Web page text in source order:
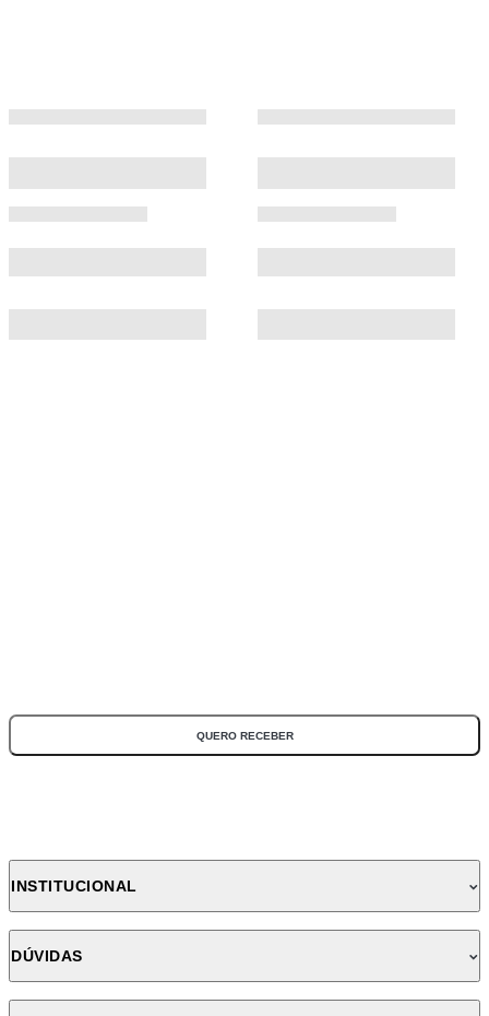
QUERO RECEBER
INSTITUCIONAL
DÚVIDAS